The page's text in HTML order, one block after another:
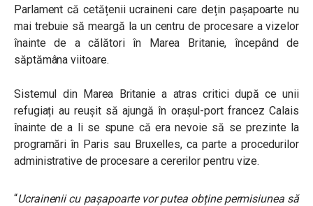
Parlament că cetățenii ucraineni care dețin pașapoarte nu
mai trebuie să meargă la un centru de procesare a vizelor
înainte de a călători în Marea Britanie, începând de
săptămâna viitoare.
Sistemul din Marea Britanie a atras critici după ce unii
refugiați au reușit să ajungă în orașul-port francez Calais
înainte de a li se spune că era nevoie să se prezinte la
programări în Paris sau Bruxelles, ca parte a procedurilor
administrative de procesare a cererilor pentru vize.
“Ucrainenii cu pașapoarte vor putea obține permisiunea să